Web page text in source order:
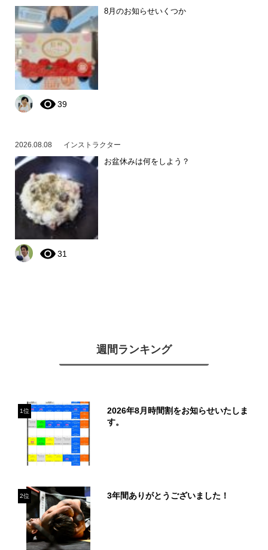
8月のお知らせいくつか
39
2026.08.08 インストラクター
お盆休みは何をしよう？
31
週間ランキング
1位
2026年8月時間割をお知らせいたしま
す。
2位 3年間ありがとうございました！